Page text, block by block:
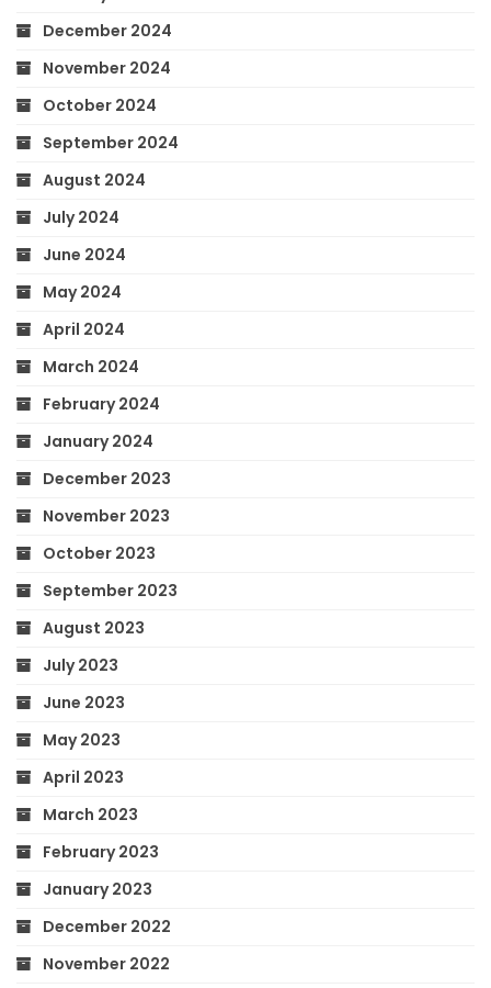
December 2024
November 2024
October 2024
September 2024
August 2024
July 2024
June 2024
May 2024
April 2024
March 2024
February 2024
January 2024
December 2023
November 2023
October 2023
September 2023
August 2023
July 2023
June 2023
May 2023
April 2023
March 2023
February 2023
January 2023
December 2022
November 2022